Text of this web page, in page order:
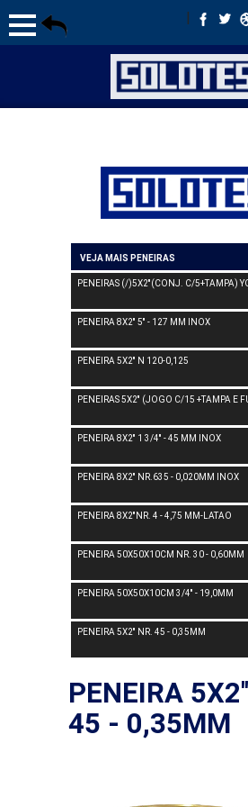
|
VEJA MAIS PENEIRAS
PENEIRAS (/)5X2''(CONJ. C/5+TAMPA)
PENEIRA 8X2'' 5'' - 127 MM INOX
PENEIRA 5X2'' N 120-0,125
PENEIRAS 5X2'' (JOGO C/15 +TAMPA E
PENEIRA 8X2'' 1 3/4'' - 45 MM INOX
PENEIRA 8X2'' NR.635 - 0,020MM INOX
PENEIRA 8X2''NR. 4 - 4,75 MM-LATAO
PENEIRA 50X50X10CM NR. 30 - 0,60MM
PENEIRA 50X50X10CM 3/4'' - 19,0MM
PENEIRA 5X2'' NR. 45 - 0,35MM
PENEIRA
45 - 0,35MM